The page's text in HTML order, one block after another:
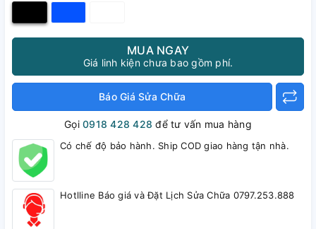
MUA NGAY
Giá linh kiện chưa bao gồm phí.
Báo Giá Sửa Chữa
Gọi0918 428 428 để tư vấn mua hàng
Có chế độ bảo hành. Ship COD giao hàng tận nhà.
Hotlline Báo giá và Đặt Lịch Sửa Chữa 0797.253.888